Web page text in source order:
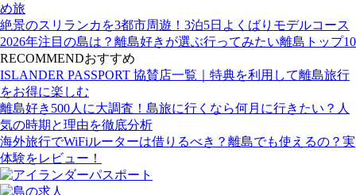
め旅
絶景のスリランカを3都市周遊！3泊5日よくばりモデルコース
2026年注目の島は？離島好きが選ぶ行ってみたい離島トップ10
RECOMMENDおすすめ
ISLANDER PASSPORT 協賛店一覧｜特典を利用して離島旅行
をお得に楽しむ
離島好き500人に大調査！島旅に行くなら何月に行きたい？人
気の時期と理由を徹底分析
海外旅行でWiFiルーターは借りるべき？離島でも使えるの？実
体験をレビュー！